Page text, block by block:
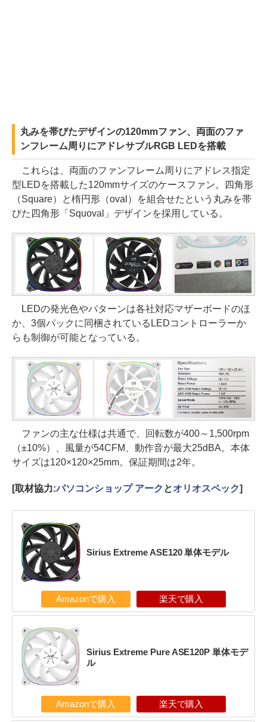
丸みを帯びたデザインの120mmファン、両面のファ
ンフレーム周りにアドレサブルRGB LEDを搭載
これらは、両面のファンフレーム周りにアドレス指定
型LEDを搭載した120mmサイズのケースファン。四角形
（Square）と楕円形（oval）を組合せたという丸みを帯
びた四角形「Squoval」デザインを採用している。
LEDの発光色やパターンは各社対応マザーボードのほ
か、3個パックに同梱されているLEDコントローラーか
らも制御が可能となっている。
ファンの主な仕様は共通で、回転数が400～1,500rpm
（±10%）、風量が54CFM、動作音が最大25dBA。本体
サイズは120×120×25mm。保証期間は2年。
[取材協力:パソコンショップ アーク とオリオスペック]
Sirius Extreme ASE120 単体モデル
Amazonで購入 楽天で購入
Sirius Extreme Pure ASE120P 単体モデ
ル
Amazonで購入 楽天で購入